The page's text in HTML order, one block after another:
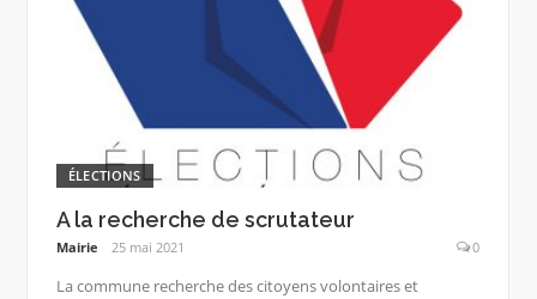
ÉLECTIONS
A la recherche de scrutateur
Mairie 25 mai 2021 0
La commune recherche des citoyens volontaires et